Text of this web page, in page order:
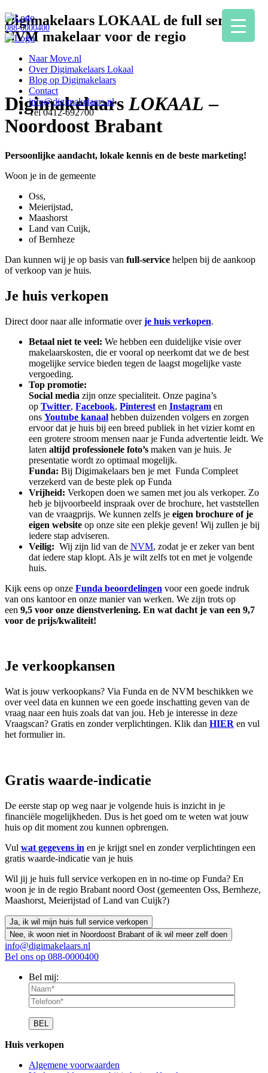
088-0000400
Naar Move.nl
Over Digimakelaars Lokaal
Blog op Digimakelaars
Contact
info@digimakelaars.nl
Tel 0412-692700
Digimakelaars LOKAAL de full service
NVM makelaar voor de regio
DigimakelaarsLOKAAL –
Noordoost Brabant
Persoonlijke aandacht, lokale kennis en de beste marketing!
Woon je in de gemeente
Oss,
Meierijstad,
Maashorst
Land van Cuijk,
of Bernheze
Dan kunnen wij je op basis van full-service helpen bij de aankoop
of verkoop van je huis.
Je huis verkopen
Direct door naar alle informatie overje huis verkopen.
Betaal niet te veel: We hebben een duidelijke visie over
makelaarskosten, die er vooral op neerkomt dat we de best
mogelijke service bieden tegen de laagst mogelijke vaste
vergoeding.
Top promotie:
Social media zijn onze specialiteit. Onze pagina’s
op Twitter, Facebook, Pinterest en Instagram en
ons Youtube kanaal hebben duizenden volgers en zorgen
ervoor dat je huis bij een breed publiek in het vizier komt en
een grotere stroom mensen naar je Funda advertentie leidt. We
laten altijd professionele foto’s maken van je huis. Je
presentatie wordt zo optimaal mogelijk.
Funda: Bij Digimakelaars ben je met Funda Compleet
verzekerd van de beste plek op Funda
Vrijheid: Verkopen doen we samen met jou als verkoper. Zo
heb je bijvoorbeeld inspraak over de brochure, het vaststellen
van de vraagprijs. We kunnen zelfs je eigen brochure of je
eigen website op onze site een plekje geven! Wij zullen je bij
iedere stap adviseren.
Veilig: Wij zijn lid van de NVM, zodat je er zeker van bent
dat iedere stap klopt. Als je wilt zelfs tot en met je volgende
huis.
Kijk eens op onze Funda beoordelingen voor een goede indruk
van ons kantoor en onze manier van werken. We zijn trots op
een 9,5 voor onze dienstverlening. En wat dacht je van een 9,7
voor de prijs/kwaliteit!
Je verkoopkansen
Wat is jouw verkoopkans? Via Funda en de NVM beschikken we
over veel data en kunnen we een goede inschatting geven van de
vraag naar een huis zoals dat van jou. Heb je interesse in deze
Vraagscan? Gratis en zonder verplichtingen. Klik dan HIER en vul
het formulier in.
Gratis waarde-indicatie
De eerste stap op weg naar je volgende huis is inzicht in je
financiële mogelijkheden. Dus is het goed om te weten wat jouw
huis op dit moment zou kunnen opbrengen.
Vul wat gegevens in en je krijgt snel en zonder verplichtingen een
gratis waarde-indicatie van je huis
Wil jij je huis full service verkopen en in no-time op Funda? En
woon je in de regio Brabant noord Oost (gemeenten Oss, Bernheze,
Maashorst, Meierijstad of Land van Cuijk?)
Ja, ik wil mijn huis full service verkopen
Nee, ik woon niet in Noordoost Brabant of ik wil meer zelf doen
info@digimakelaars.nl
Bel ons op 088-0000400
Bel mij:
Huis verkopen
Algemene voorwaarden